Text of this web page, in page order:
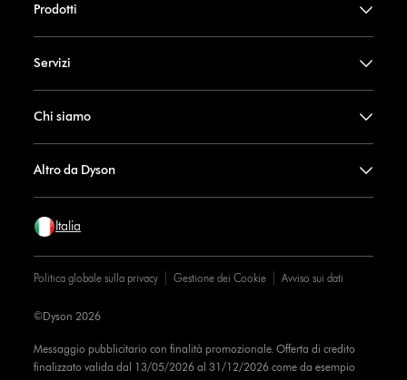
Prodotti
Servizi
Chi siamo
Altro da Dyson
Italia
Politica globale sulla privacy Gestione dei Cookie Avviso sui dati
Messaggio pubblicitario con finalità promozionale. Offerta di credito
finalizzato valida dal 13/05/2026 al 31/12/2026 come da esempio
©Dyson 2026